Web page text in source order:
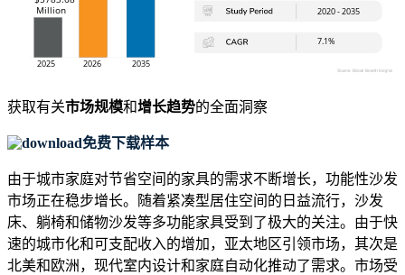
获取有关市场规模和增长趋势的全面洞察
免费下载样本
由于城市家庭对节省空间的家具的需求不断增长，功能性沙发
市场正在稳步增长。随着紧凑型居住空间的日益流行，沙发
床、躺椅和储物沙发等多功能家具受到了极大的关注。由于快
速的城市化和可支配收入的增加，亚太地区引领市场，其次是
北美和欧洲，现代室内设计和家庭自动化推动了需求。市场受